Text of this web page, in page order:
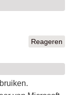
Reageren